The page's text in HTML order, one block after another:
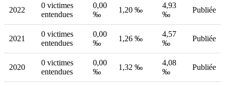
2022
0 victimes
entendues
0,00
‰
1,20 ‰
4,93
‰
Publiée
2021
0 victimes
entendues
0,00
‰
1,26 ‰
4,57
‰
Publiée
2020
0 victimes
entendues
0,00
‰
1,32 ‰
4,08
‰
Publiée